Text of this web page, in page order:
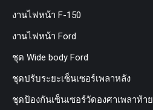
งานไฟหน้า F-150
งานไฟหน้า Ford
ชุด Wide body Ford
ชุดปรับระยะเซ็นเซอร์เพลาหลัง
ชุดป้องกันเซ็นเซอร์วัดองศาเพลาท้าย